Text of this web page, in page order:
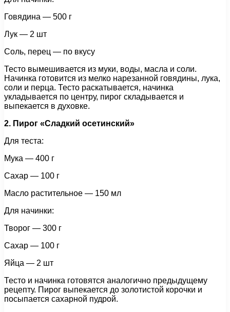
Говядина — 500 г
Лук — 2 шт
Соль, перец — по вкусу
Тесто вымешивается из муки, воды, масла и соли.
Начинка готовится из мелко нарезанной говядины, лука,
соли и перца. Тесто раскатывается, начинка
укладывается по центру, пирог складывается и
выпекается в духовке.
2. Пирог «Сладкий осетинский»
Для теста:
Мука — 400 г
Сахар — 100 г
Масло растительное — 150 мл
Для начинки:
Творог — 300 г
Сахар — 100 г
Яйца — 2 шт
Тесто и начинка готовятся аналогично предыдущему
рецепту. Пирог выпекается до золотистой корочки и
посыпается сахарной пудрой.